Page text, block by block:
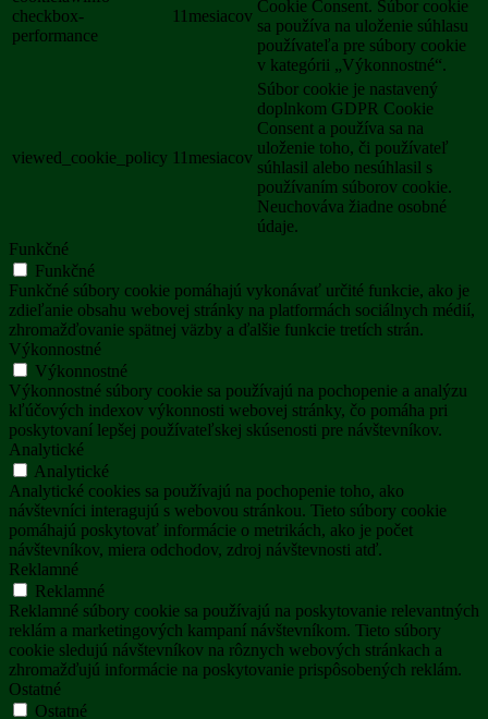
checkbox-
performance
11mesiacov
Cookie Consent. Súbor cookie
sa používa na uloženie súhlasu
používateľa pre súbory cookie
v kategórii „Výkonnostné“.
viewed_cookie_policy 11mesiacov
Súbor cookie je nastavený
doplnkom GDPR Cookie
Consent a používa sa na
uloženie toho, či používateľ
súhlasil alebo nesúhlasil s
používaním súborov cookie.
Neuchováva žiadne osobné
údaje.
Funkčné
Funkčné
Funkčné súbory cookie pomáhajú vykonávať určité funkcie, ako je
zdieľanie obsahu webovej stránky na platformách sociálnych médií,
zhromažďovanie spätnej väzby a ďalšie funkcie tretích strán.
Výkonnostné
Výkonnostné
Výkonnostné súbory cookie sa používajú na pochopenie a analýzu
kľúčových indexov výkonnosti webovej stránky, čo pomáha pri
poskytovaní lepšej používateľskej skúsenosti pre návštevníkov.
Analytické
Analytické
Analytické cookies sa používajú na pochopenie toho, ako
návštevníci interagujú s webovou stránkou. Tieto súbory cookie
pomáhajú poskytovať informácie o metrikách, ako je počet
návštevníkov, miera odchodov, zdroj návštevnosti atď.
Reklamné
Reklamné
Reklamné súbory cookie sa používajú na poskytovanie relevantných
reklám a marketingových kampaní návštevníkom. Tieto súbory
cookie sledujú návštevníkov na rôznych webových stránkach a
zhromažďujú informácie na poskytovanie prispôsobených reklám.
Ostatné
Ostatné